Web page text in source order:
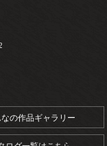
の作品ギャラリー